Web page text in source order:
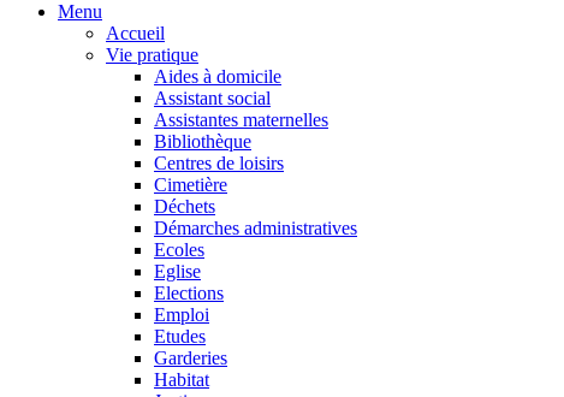
Menu
Accueil
Vie pratique
Aides à domicile
Assistant social
Assistantes maternelles
Bibliothèque
Centres de loisirs
Cimetière
Déchets
Démarches administratives
Ecoles
Eglise
Elections
Emploi
Etudes
Garderies
Habitat